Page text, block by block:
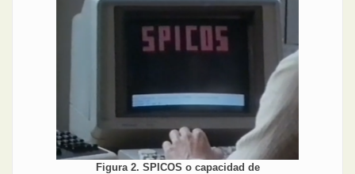
Figura 2. SPICOS o capacidad de